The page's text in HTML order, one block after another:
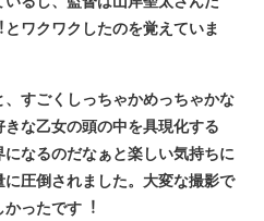
ワクワクしたのを覚えていま
すごくしっちゃかめっちゃかな
な⼄⼥の頭の中を具現化する
なるのだなぁと楽しい気持ちに
圧倒されました。⼤変な撮影で
ったです︕